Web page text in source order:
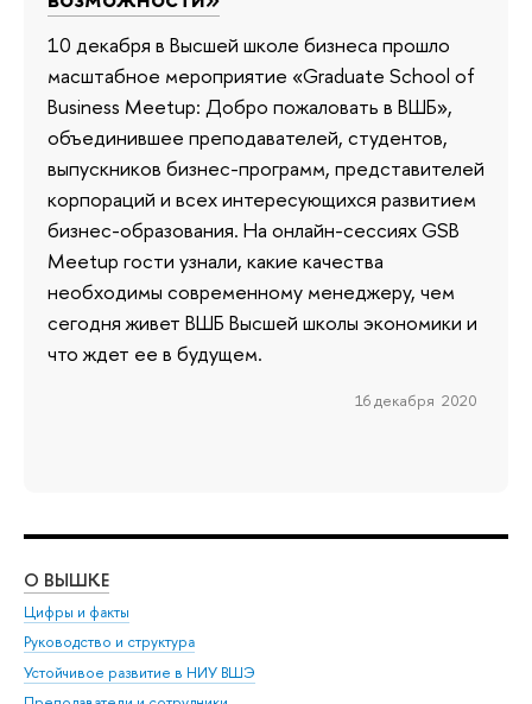
10 декабря в Высшей школе бизнеса прошло
масштабное мероприятие «Graduate School of
Business Meetup: Добро пожаловать в ВШБ»,
объединившее преподавателей, студентов,
выпускников бизнес-программ, представителей
корпораций и всех интересующихся развитием
бизнес-образования. На онлайн-сессиях GSB
Meetup гости узнали, какие качества
необходимы современному менеджеру, чем
сегодня живет ВШБ Высшей школы экономики и
что ждет ее в будущем.
16 декабря 2020
О ВЫШКЕ
Цифры и факты
Руководство и структура
Устойчивое развитие в НИУ ВШЭ